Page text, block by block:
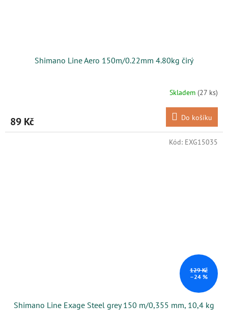
Shimano Line Aero 150m/0.22mm 4.80kg čirý
Skladem (27 ks)
89 Kč Do košíku
129 Kč
–24 %
Shimano Line Exage Steel grey 150 m/0,355 mm, 10,4 kg
Kód: EXG15035